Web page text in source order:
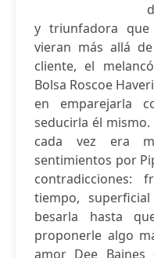
y triunfadora
vieran más allá
cliente, el
Bolsa Roscoe
en emparejarla
seducirla él mismo.
cada vez era
sentimientos por
tiempo,
besarla hasta
proponerle algo
amor Dee